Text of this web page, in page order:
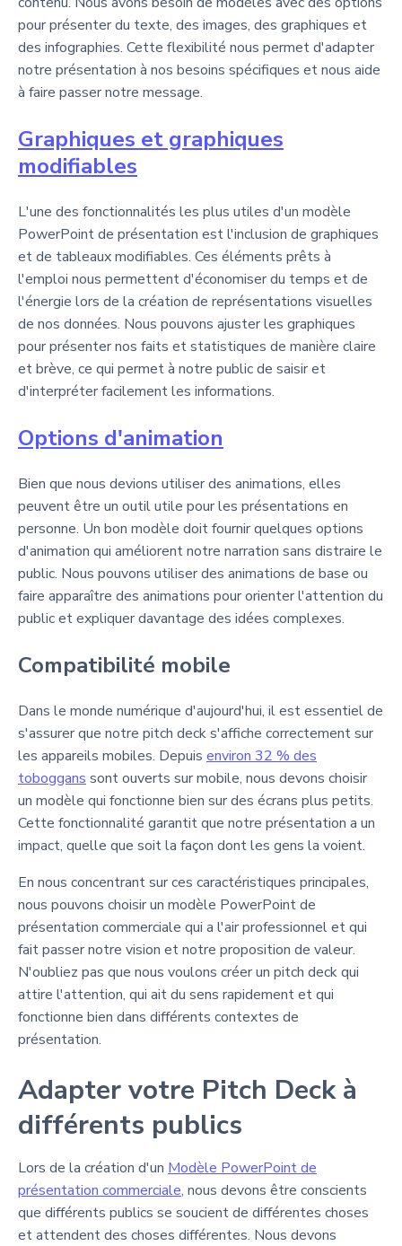
pour présenter du texte, des images, des graphiques et
des infographies. Cette flexibilité nous permet d'adapter
notre présentation à nos besoins spécifiques et nous aide
à faire passer notre message.
Graphiques et graphiques
modifiables
L'une des fonctionnalités les plus utiles d'un modèle
PowerPoint de présentation est l'inclusion de graphiques
et de tableaux modifiables. Ces éléments prêts à
l'emploi nous permettent d'économiser du temps et de
l'énergie lors de la création de représentations visuelles
de nos données. Nous pouvons ajuster les graphiques
pour présenter nos faits et statistiques de manière claire
et brève, ce qui permet à notre public de saisir et
d'interpréter facilement les informations.
Options d'animation
Bien que nous devions utiliser des animations, elles
peuvent être un outil utile pour les présentations en
personne. Un bon modèle doit fournir quelques options
d'animation qui améliorent notre narration sans distraire le
public. Nous pouvons utiliser des animations de base ou
faire apparaître des animations pour orienter l'attention du
public et expliquer davantage des idées complexes.
Compatibilité mobile
Dans le monde numérique d'aujourd'hui, il est essentiel de
s'assurer que notre pitch deck s'affiche correctement sur
les appareils mobiles. Depuis environ 32 % des
toboggans sont ouverts sur mobile, nous devons choisir
un modèle qui fonctionne bien sur des écrans plus petits.
Cette fonctionnalité garantit que notre présentation a un
impact, quelle que soit la façon dont les gens la voient.
En nous concentrant sur ces caractéristiques principales,
nous pouvons choisir un modèle PowerPoint de
présentation commerciale qui a l'air professionnel et qui
fait passer notre vision et notre proposition de valeur.
N'oubliez pas que nous voulons créer un pitch deck qui
attire l'attention, qui ait du sens rapidement et qui
fonctionne bien dans différents contextes de
présentation.
Adapter votre Pitch Deck à
différents publics
Lors de la création d'un Modèle PowerPoint de
présentation commerciale, nous devons être conscients
que différents publics se soucient de différentes choses
et attendent des choses différentes. Nous devons